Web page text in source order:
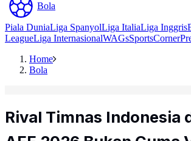
Bola
Piala DuniaLiga SpanyolLiga ItaliaLiga Inggris
LeagueLiga InternasionalWAGsSportsCorner
Home
Bola
Rival Timnas Indonesia